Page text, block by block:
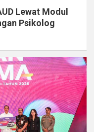
Lewat Modul
Psikolog